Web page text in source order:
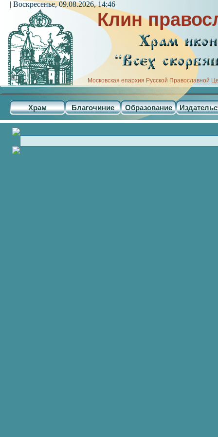
Клин
Московская епархия Русской Православной
Храм Благочиние Образование
| Воскресенье, 09.08.2026, 14:46